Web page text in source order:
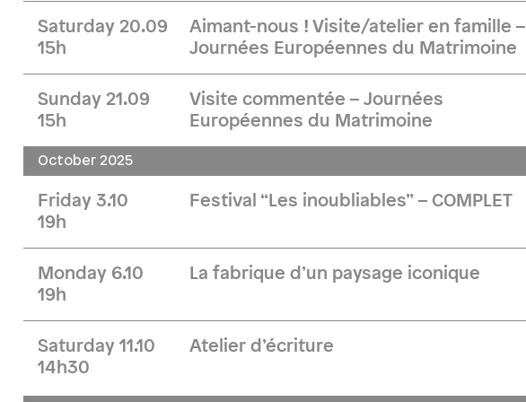
Saturday 20.09
15h
Aimant-nous ! Visite/atelier en famille –
Journées Européennes du Matrimoine
Sunday 21.09
15h
Visite commentée – Journées
Européennes du Matrimoine
October 2025
Friday 3.10
19h
Festival “Les inoubliables” – COMPLET
Monday 6.10
19h
La fabrique d’un paysage iconique
Saturday 11.10
14h30
Atelier d’écriture